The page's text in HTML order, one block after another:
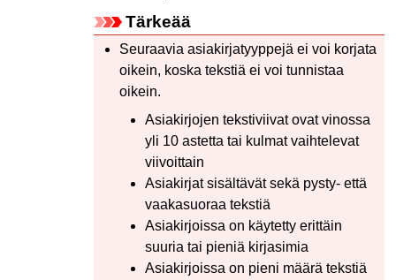
Tärkeää
Seuraavia asiakirjatyyppejä ei voi korjata
oikein, koska tekstiä ei voi tunnistaa
oikein.
Asiakirjojen tekstiviivat ovat vinossa
yli 10 astetta tai kulmat vaihtelevat
viivoittain
Asiakirjat sisältävät sekä pysty- että
vaakasuoraa tekstiä
Asiakirjoissa on käytetty erittäin
suuria tai pieniä kirjasimia
Asiakirjoissa on pieni määrä tekstiä